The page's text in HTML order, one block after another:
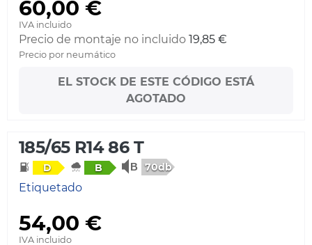
60,00 €
IVA incluido
Precio de montaje no incluido 19,85 €
Precio por neumático
EL STOCK DE ESTE CÓDIGO ESTÁ
AGOTADO
185/65 R14 86 T
D B 70db
Etiquetado
54,00 €
IVA incluido